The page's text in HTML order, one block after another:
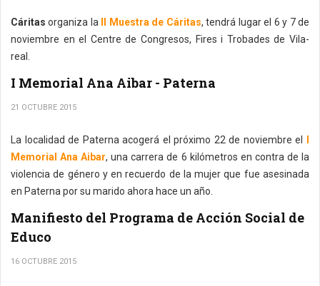
Cáritas organiza la II Muestra de Cáritas, tendrá lugar el 6 y 7 de
noviembre en el Centre de Congresos, Fires i Trobades de Vila-
real.
I Memorial Ana Aibar - Paterna
21 OCTUBRE 2015
La localidad de Paterna acogerá el próximo 22 de noviembre el
Memorial Ana Aibar, una carrera de 6 kilómetros en contra de la
violencia de género y en recuerdo de la mujer que fue asesinada
en Paterna por su marido ahora hace un año.
Manifiesto del Programa de Acción Social de
Educo
16 OCTUBRE 2015